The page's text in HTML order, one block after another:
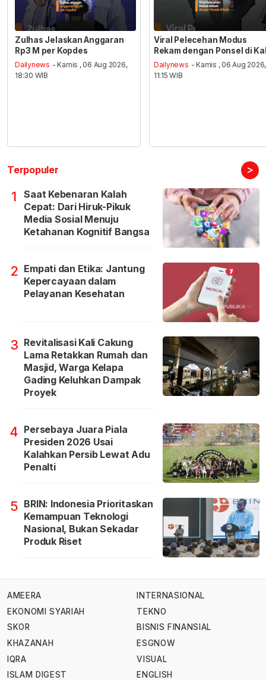
Zulhas Jelaskan Anggaran
Rp3 M per Kopdes
Dailynews - Kamis , 06 Aug 2026,
18:30 WIB
Viral Pelecehan Modus
Rekam dengan Ponsel di
Dailynews - Kamis , 06 Aug 2026,
11:15 WIB
Terpopuler >
1
Saat Kebenaran Kalah
Cepat: Dari Hiruk-Pikuk
Media Sosial Menuju
Ketahanan Kognitif Bangsa
2 Empati dan Etika: Jantung
Kepercayaan dalam
Pelayanan Kesehatan
3 Revitalisasi Kali Cakung
Lama Retakkan Rumah dan
Masjid, Warga Kelapa
Gading Keluhkan Dampak
Proyek
4 Persebaya Juara Piala
Presiden 2026 Usai
Kalahkan Persib Lewat Adu
Penalti
5 BRIN: Indonesia Prioritaskan
Kemampuan Teknologi
Nasional, Bukan Sekadar
Produk Riset
AMEERA
EKONOMI SYARIAH
SKOR
KHAZANAH
IQRA
ISLAM DIGEST
INTERNASIONAL
TEKNO
BISNIS FINANSIAL
ESGNOW
VISUAL
ENGLISH